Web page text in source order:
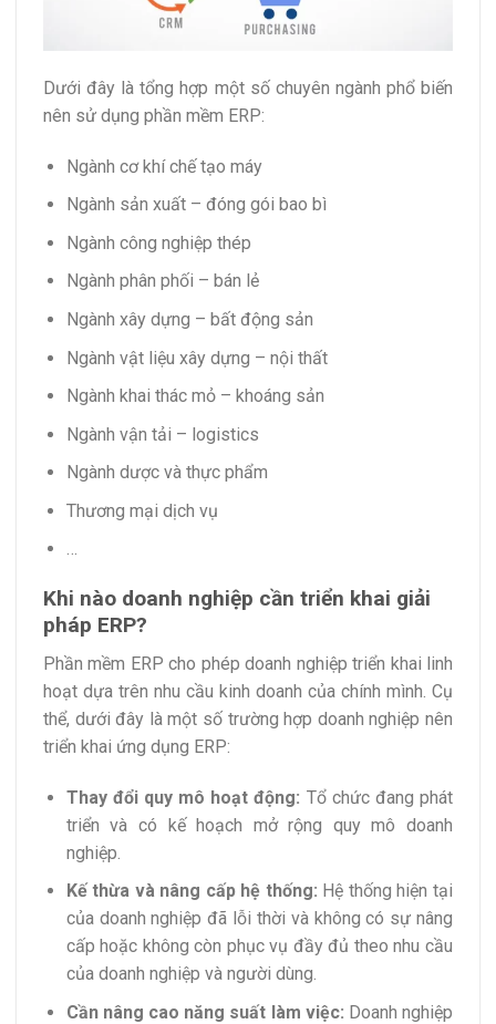
Dưới đây là tổng hợp một số chuyên ngành phổ biến
nên sử dụng phần mềm ERP:
Ngành cơ khí chế tạo máy
Ngành sản xuất – đóng gói bao bì
Ngành công nghiệp thép
Ngành phân phối – bán lẻ
Ngành xây dựng – bất động sản
Ngành vật liệu xây dựng – nội thất
Ngành khai thác mỏ – khoáng sản
Ngành vận tải – logistics
Ngành dược và thực phẩm
Thương mại dịch vụ
…
Khi nào doanh nghiệp cần triển khai giải
pháp ERP?
Phần mềm ERP cho phép doanh nghiệp triển khai linh
hoạt dựa trên nhu cầu kinh doanh của chính mình. Cụ
thể, dưới đây là một số trường hợp doanh nghiệp nên
triển khai ứng dụng ERP:
Thay đổi quy mô hoạt động: Tổ chức đang phát
triển và có kế hoạch mở rộng quy mô doanh
nghiệp.
Kế thừa và nâng cấp hệ thống: Hệ thống hiện tại
của doanh nghiệp đã lỗi thời và không có sự nâng
cấp hoặc không còn phục vụ đầy đủ theo nhu cầu
của doanh nghiệp và người dùng.
Cần nâng cao năng suất làm việc: Doanh nghiệp